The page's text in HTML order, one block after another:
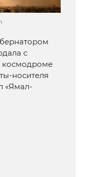
с
космодроме
носителя
«Ямал-